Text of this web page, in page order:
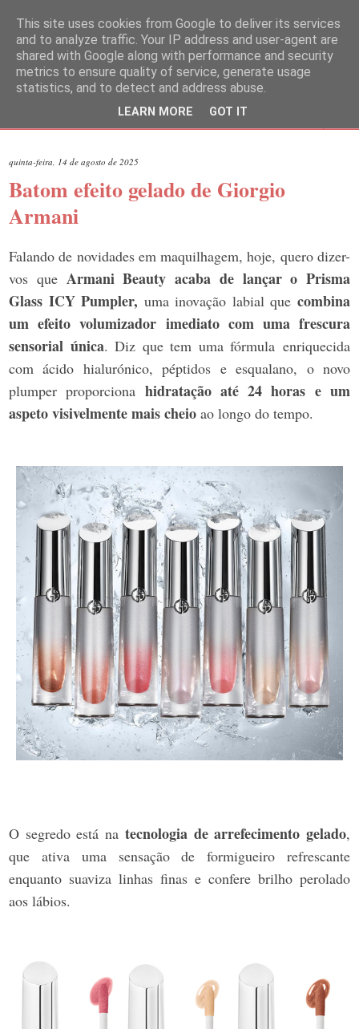
quinta-feira, 14 de agosto de 2025
Batom efeito gelado de Giorgio
Armani
Falando de novidades em maquilhagem, hoje, quero dizer-
vos que Armani Beauty acaba de lançar o Prisma
Glass ICY Pumpler, uma inovação labial quecombina
um efeito volumizador imediato com uma frescura
sensorial única. Diz que tem uma fórmulaenriquecida
com ácido hialurónico, péptidos e esqualano, o novo
plumper proporciona hidratação até 24 horas e um
aspeto visivelmente mais cheio ao longo do tempo.
O segredo está na tecnologia de arrefecimento gelado,
que ativa uma sensação de formigueiro refrescante
enquanto suaviza linhas finas e confere brilho perolado
aos lábios.
This site uses cookies from Google to deliver its services
and to analyze traffic. Your IP address and user-agent are
shared with Google along with performance and security
metrics to ensure quality of service, generate usage
statistics, and to detect and address abuse.
LEARN MORE GOT IT